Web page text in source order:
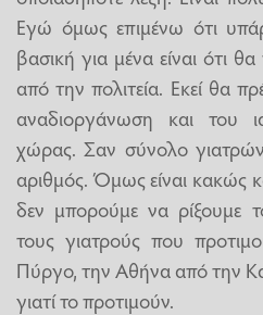
Εγώ όμως επιμένω ότι
βασική για μένα είναι ότι
από την πολιτεία. Εκεί θα
αναδιοργάνωση και του
χώρας. Σαν σύνολο
αριθμός. Όμως είναι κακώς
δεν μπορούμε να ρίξουμε
τους γιατρούς που
Πύργο, την Αθήνα από την
γιατί το προτιμούν.